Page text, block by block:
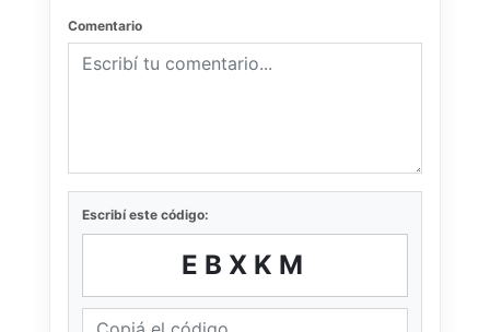
Comentario
Escribí este código:
EBXKM